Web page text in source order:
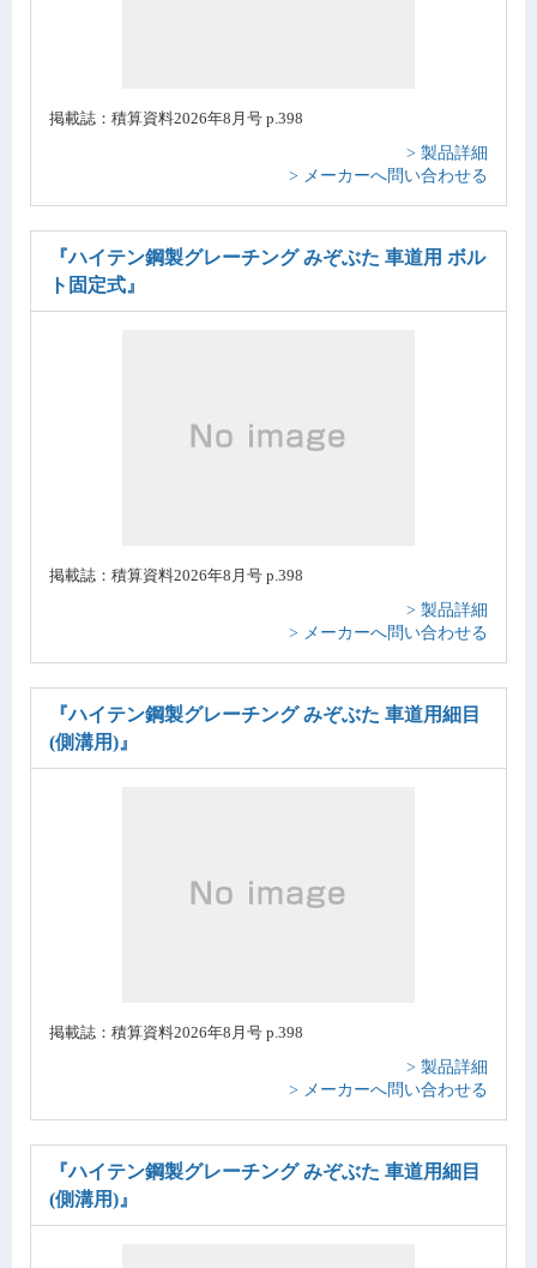
掲載誌：積算資料2026年8月号 p.398
> 製品詳細
> メーカーへ問い合わせる
『ハイテン鋼製グレーチング みぞぶた 車道用 ボル
ト固定式』
掲載誌：積算資料2026年8月号 p.398
> 製品詳細
> メーカーへ問い合わせる
『ハイテン鋼製グレーチング みぞぶた 車道用細目
(側溝用)』
掲載誌：積算資料2026年8月号 p.398
> 製品詳細
> メーカーへ問い合わせる
『ハイテン鋼製グレーチング みぞぶた 車道用細目
(側溝用)』